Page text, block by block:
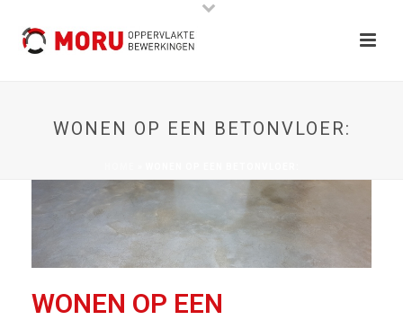
WONEN OP EEN BETONVLOER:
WONEN OP EEN